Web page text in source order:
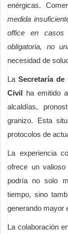
enérgicas.
medida
office en casos
obligatoria, no
necesidad de
La Secretaría
Civil ha emitido
alcaldías,
granizo. Esta
protocolos de
La experiencia
ofrece un valioso
podría no solo
tiempo, sino
generando mayor
La colaboración